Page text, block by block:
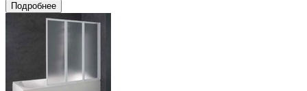
Подробнее